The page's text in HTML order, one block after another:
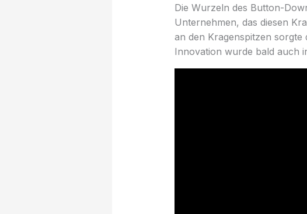
Die Wurzeln des Button-
Unternehmen, das diesen
an den Kragenspitzen sorgte
Innovation wurde bald auch